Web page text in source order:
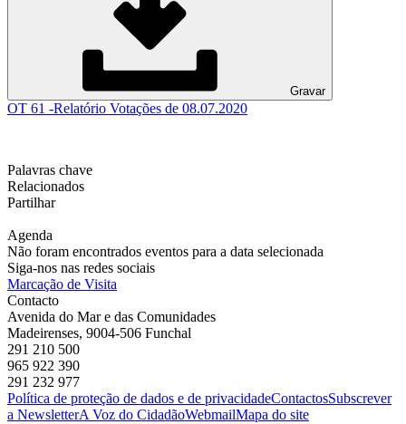
Gravar
OT 61 -Relatório Votações de 08.07.2020
Palavras chave
Relacionados
Partilhar
Agenda
Não foram encontrados eventos para a data selecionada
Siga-nos nas redes sociais
Marcação de Visita
Contacto
Avenida do Mar e das Comunidades
Madeirenses, 9004-506 Funchal
291 210 500
965 922 390
291 232 977
Política de proteção de dados e de privacidadeContactosSubscrever
a NewsletterA Voz do CidadãoWebmailMapa do site